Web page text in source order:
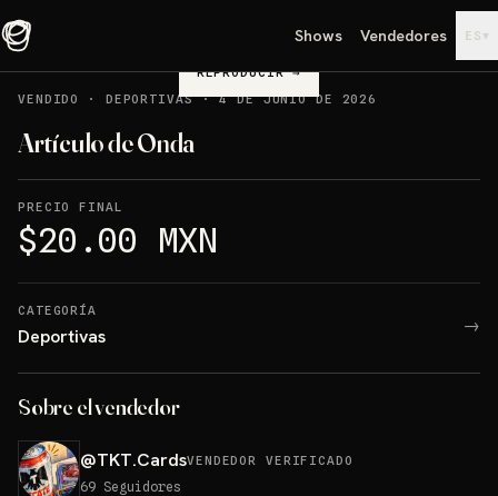
Shows Vendedores ES ▾
REPRODUCIR→
VENDIDO
· DEPORTIVAS·4 DE JUNIO DE 2026
Artículo de Onda
PRECIO FINAL
$20.00 MXN
CATEGORÍA
Deportivas →
Sobre el vendedor
@TKT.CardsVENDEDOR VERIFICADO
69 Seguidores